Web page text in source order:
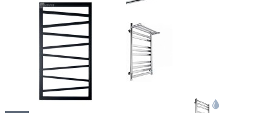
Бюджетные
В виде полки